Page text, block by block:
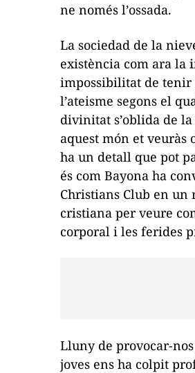
ne només l’ossada.
La sociedad de la
existència com ara la
impossibilitat de tenir
l’ateisme segons el
divinitat s’oblida de
aquest món et
ha un detall que pot
és com Bayona ha
Christians Club en
cristiana per veure
corporal i les ferides
Lluny de provocar-
joves ens ha colpit